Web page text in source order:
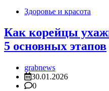
Здоровье и красота
Как корейцы
5 основных этапов
grabnews
30.01.2026
0